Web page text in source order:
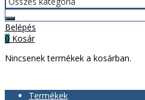
Belépés
0 Kosár
Nincsenek termékek a kosárban.
Termékek